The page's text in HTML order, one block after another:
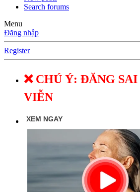
Search forums
Menu
Đăng nhập
Register
❌ CHÚ Ý: ĐĂNG
VIỄN